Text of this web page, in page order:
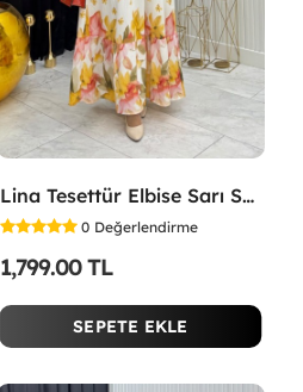
Lina Tesettür Elbise Sarı Sarı
0 Değerlendirme
1,799.00 TL
SEPETE EKLE